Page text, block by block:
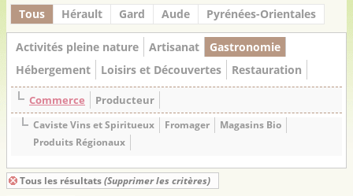
Tous
Hérault Gard Aude Pyrénées-Orientales
Activités pleine nature Artisanat
Gastronomie
Hébergement
Loisirs et Découvertes Restauration
Commerce Producteur
Caviste Vins et Spiritueux Fromager
Magasins Bio
Produits Régionaux
Tous les résultats (Supprimer les critères)